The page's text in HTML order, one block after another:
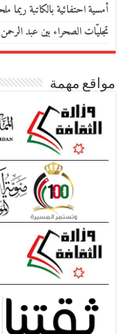
أمسية احتفائية بالكاتبة
تجليّات الصحراء بين عبد
مواقع مهمة